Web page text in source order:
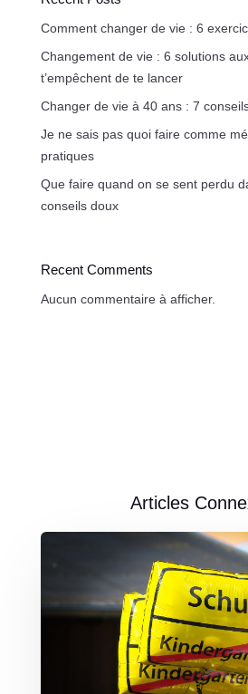
Comment changer de vie : 6
Changement de vie : 6 solutions
t’empêchent de te lancer
Changer de vie à 40 ans : 7
Je ne sais pas quoi faire comme
pratiques
Que faire quand on se sent perdu
conseils doux
Recent Comments
Aucun commentaire à afficher.
Articles